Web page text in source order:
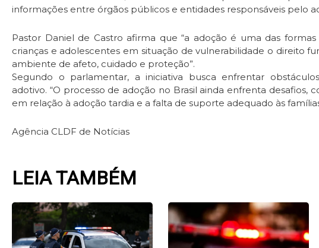
informações entre órgãos públicos e entidades responsáveis pelo
Pastor Daniel de Castro afirma que “a adoção é uma das
crianças e adolescentes em situação de vulnerabilidade o direito
ambiente de afeto, cuidado e proteção”.
Segundo o parlamentar, a iniciativa busca enfrentar
adotivo. “O processo de adoção no Brasil ainda enfrenta desafios,
em relação à adoção tardia e a falta de suporte adequado às
Agência CLDF de Notícias
LEIA TAMBÉM
PagePagePagePagePage